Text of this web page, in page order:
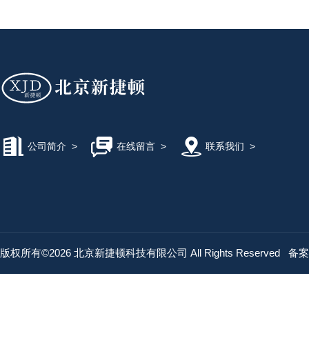
公司简介 > 在线留言> 联系我们 >
版权所有©2026 北京新捷顿科技有限公司 All Rights Reserved 备